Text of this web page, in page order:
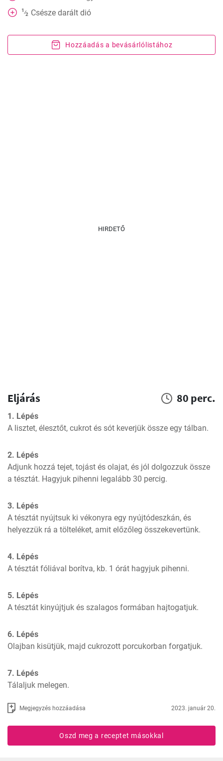
1⁄2 Csésze darált dió
Hozzáadás a bevásárlólistához
HIRDETŐ
Eljárás 80 perc.
1. Lépés
A lisztet, élesztőt, cukrot és sót keverjük össze egy tálban.
2. Lépés
Adjunk hozzá tejet, tojást és olajat, és jól dolgozzuk össze
a tésztát. Hagyjuk pihenni legalább 30 percig.
3. Lépés
A tésztát nyújtsuk ki vékonyra egy nyújtódeszkán, és
helyezzük rá a tölteléket, amit előzőleg összekevertünk.
4. Lépés
A tésztát fóliával borítva, kb. 1 órát hagyjuk pihenni.
5. Lépés
A tésztát kinyújtjuk és szalagos formában hajtogatjuk.
6. Lépés
Olajban kisütjük, majd cukrozott porcukorban forgatjuk.
7. Lépés
Tálaljuk melegen.
Megjegyzés hozzáadása 2023. január 20.
Oszd meg a receptet másokkal